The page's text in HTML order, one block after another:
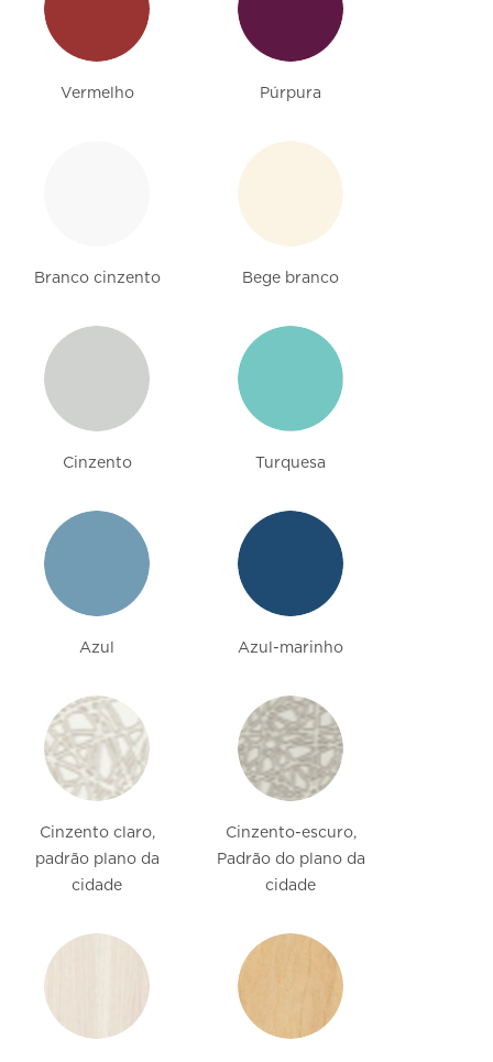
Vermelho Púrpura
Branco cinzento Bege branco
Cinzento Turquesa
Azul Azul-marinho
Cinzento claro,
padrão plano da
cidade
Cinzento-escuro,
Padrão do plano da
cidade